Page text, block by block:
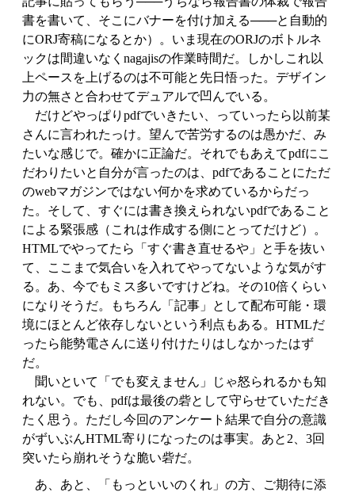
書を書いて、そこにバナーを付け加える───と自動的
にORJ寄稿になるとか）。いま現在のORJのボトルネ
ックは間違いなくnagajisの作業時間だ。しかしこれ以
上ペースを上げるのは不可能と先日悟った。デザイン
力の無さと合わせてデュアルで凹んでいる。
だけどやっぱりpdfでいきたい、っていったら以前某
さんに言われたっけ。望んで苦労するのは愚かだ、み
たいな感じで。確かに正論だ。それでもあえてpdfにこ
だわりたいと自分が言ったのは、pdfであることにただ
のwebマガジンではない何かを求めているからだっ
た。そして、すぐには書き換えられないpdfであること
による緊張感（これは作成する側にとってだけど）。
HTMLでやってたら「すぐ書き直せるや」と手を抜い
て、ここまで気合いを入れてやってないような気がす
る。あ、今でもミス多いですけどね。その10倍くらい
になりそうだ。もちろん「記事」として配布可能・環
境にほとんど依存しないという利点もある。HTMLだ
ったら能勢電さんに送り付けたりはしなかったはず
だ。
聞いといて「でも変えません」じゃ怒られるかも知
れない。でも、pdfは最後の砦として守らせていただき
たく思う。ただし今回のアンケート結果で自分の意識
がずいぶんHTML寄りになったのは事実。あと2、3回
突いたら崩れそうな脆い砦だ。
あ、あと、「もっといいのくれ」の方、ご期待に添